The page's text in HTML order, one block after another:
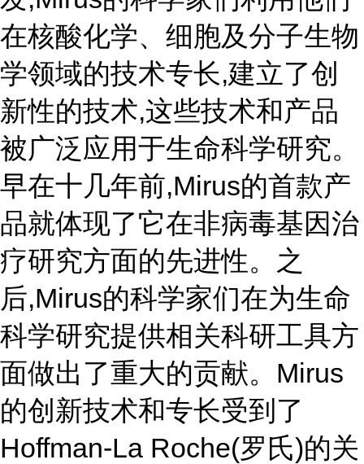
在核酸化学、细胞及分子生物
学领域的技术专长,建立了创
新性的技术,这些技术和产品
被广泛应用于生命科学研究。
早在十几年前,Mirus的首款产
品就体现了它在非病毒基因治
疗研究方面的先进性。之
后,Mirus的科学家们在为生命
科学研究提供相关科研工具方
面做出了重大的贡献。Mirus
的创新技术和专长受到了
Hoffman-La Roche(罗氏)的关